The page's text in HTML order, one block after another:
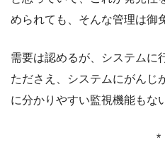
められても、そんな管理は御
需要は認めるが、システムに
たださえ、システムにがんじ
に分かりやすい監視機能もな
*